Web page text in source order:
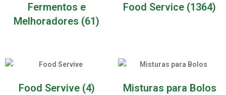
Fermentos e
Melhoradores (61)
Food Service (1364)
Food Servive (4)
Misturas para Bolos